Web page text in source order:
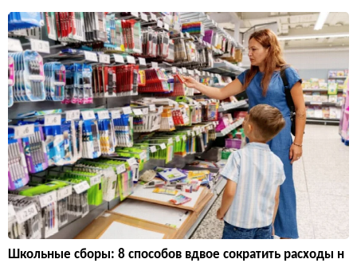
Школьные сборы: 8 способов вдвое сократить расходы н